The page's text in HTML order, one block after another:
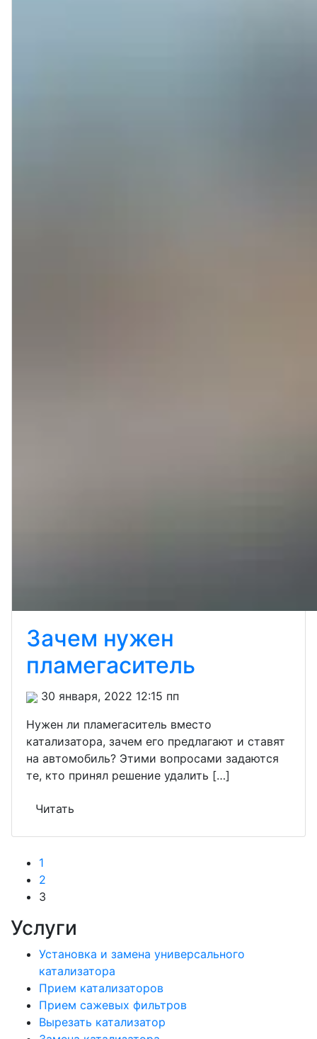
Зачем нужен
пламегаситель
30 января, 2022 12:15 пп
Нужен ли пламегаситель вместо
катализатора, зачем его предлагают и ставят
на автомобиль? Этими вопросами задаются
те, кто принял решение удалить […]
Читать
1
2
3
Услуги
Установка и замена универсального
катализатора
Прием катализаторов
Прием сажевых фильтров
Вырезать катализатор